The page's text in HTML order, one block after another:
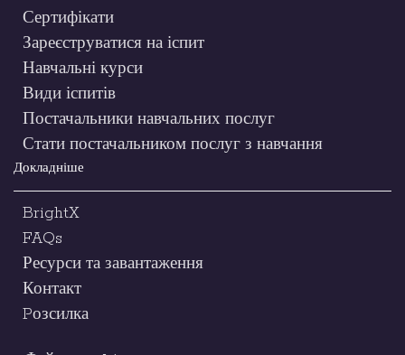
Сертифікати
Зареєструватися на іспит
Навчальні курси
Види іспитів
Постачальники навчальних послуг
Стати постачальником послуг з навчання
Докладніше
BrightX
FAQs
Ресурси та завантаження
Контакт
Pозсилка